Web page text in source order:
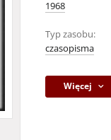
1968
Typ zasobu:
czasopisma
Więcej